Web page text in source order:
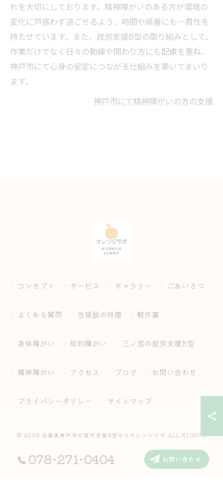
れを大切にしております。精神障がいのある方が環境の
変化に戸惑わず過ごせるよう、時間や順番にも一貫性を
持たせています。また、就労支援B型の取り組みとして、
作業だけでなく日々の動線や関わり方にも配慮を重ね、
神戸市にて心身の安定につながる仕組みを築いてまいり
ます。
神戸市にて精神障がいの方の支援
078-271-0404 お問い合わせ
コンセプト サービス ギャラリー ごあいさつ
よくある質問 当施設の特徴 軽作業
身体障がい 知的障がい 三ノ宮の就労支援B型
精神障がい アクセス ブログ お問い合わせ
プライバシーポリシー サイトマップ
© 2026 兵庫県神戸市の就労支援B型ならオレンジラボ ALL RIGHTS